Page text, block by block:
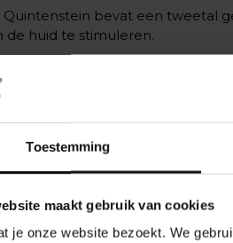
Toestemming
maakt gebruik van cookies
je onze website bezoekt. We
Quintenstein bevat een tweetal
de huid te stimuleren.
Rosa Special
resultaten!